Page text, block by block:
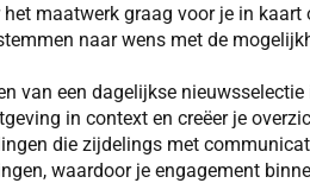
maatwerk graag voor je in
naar wens met de
van een dagelijkse
in context en creëer je
die zijdelings met
waardoor je engagement